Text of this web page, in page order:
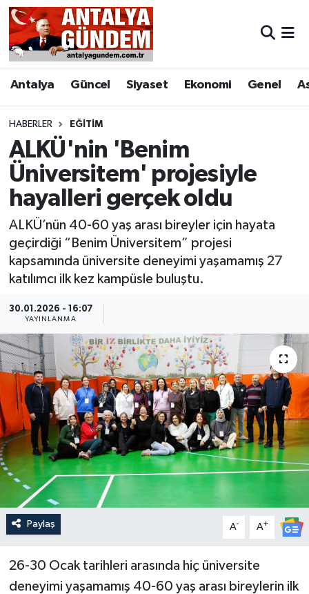
Antalya Güncel Siyaset Ekonomi Genel
HABERLER EĞITIM
ALKÜ'nin 'Benim
Üniversitem' projesiyle
hayalleri gerçek oldu
ALKÜ’nün 40-60 yaş arası bireyler için hayata
geçirdiği “Benim Üniversitem” projesi
kapsamında üniversite deneyimi yaşamamış 27
katılımcı ilk kez kampüsle buluştu.
30.01.2026 - 16:07
YAYINLANMA
Paylaş A- A+
26-30 Ocak tarihleri arasında hiç üniversite
deneyimi yaşamamış 40-60 yaş arası bireylerin ilk
Antalya
Asayiş
Bilim & Teknoloji
Bölge
EĞİTİM
Ekonomi
Genel
Güncel
Kültür & Sanat
Magazin
Resmi İlan
Sağlık & Yaşam
Siyaset
Antalya Nöbetçi Eczaneler
Antalya Hava Durumu
Antalya Namaz Vakitleri
Antalya Trafik Yoğunluk Haritası
Süper Lig Puan Durumu ve Fikstür
Tüm Manşetler
Son Dakika Haberleri